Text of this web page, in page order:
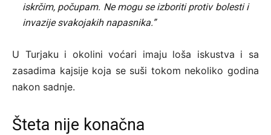
iskrčim, počupam. Ne mogu se izboriti protiv bolesti i
invazije svakojakih napasnika.”
U Turjaku i okolini voćari imaju loša iskustva i sa
zasadima kajsije koja se suši tokom nekoliko godina
nakon sadnje.
Šteta nije konačna